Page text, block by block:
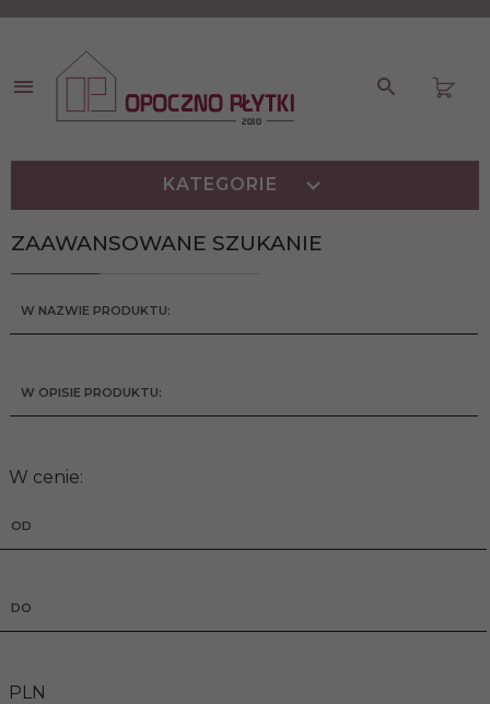
KATEGORIE
ZAAWANSOWANE SZUKANIE
W NAZWIE PRODUKTU:
W OPISIE PRODUKTU:
W cenie:
OD
DO
PLN